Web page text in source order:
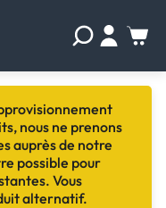
nous ne prenons
auprès de notre
possible pour
Vous
alternatif.